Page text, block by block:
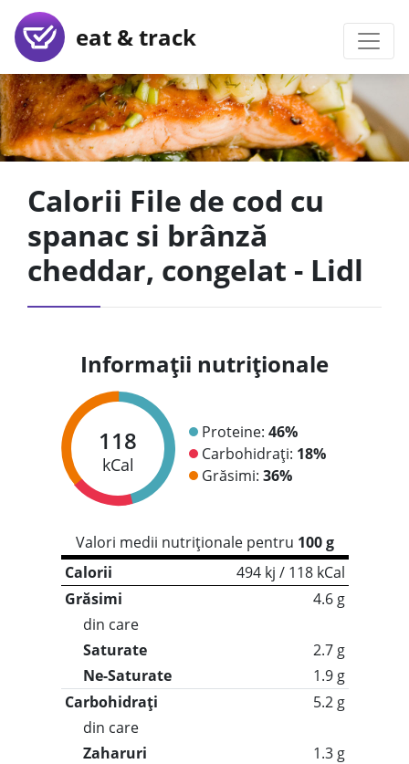
eat & track
Calorii File de cod cu
spanac si brânză
cheddar, congelat - Lidl
Informații nutriționale
118
kCal
Proteine: 46%
Carbohidrați: 18%
Grăsimi: 36%
Valori medii nutriționale pentru 100 g
Calorii
494 kj / 118 kCal
Grăsimi
4.6 g
din care
Saturate
2.7 g
Ne-Saturate
1.9 g
Carbohidrați
5.2 g
din care
Zaharuri
1.3 g